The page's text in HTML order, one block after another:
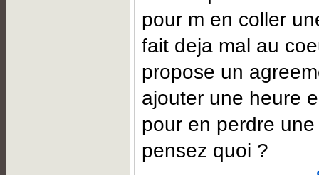
pour m en coller
fait deja mal au
propose un
ajouter une heure
pour en perdre
pensez quoi ?